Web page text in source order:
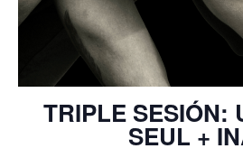
TRIPLE SESIÓN:
SEUL +